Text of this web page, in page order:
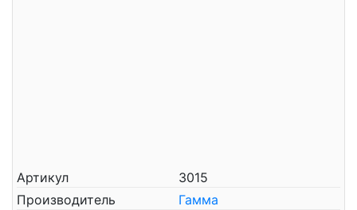
Артикул
3015
Производитель
Гамма